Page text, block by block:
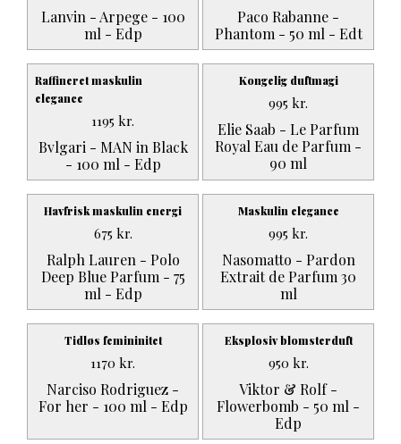
Lanvin - Arpege - 100
ml - Edp
Paco Rabanne -
Phantom - 50 ml - Edt
Raffineret maskulin
elegance
Bvlgari - MAN in Black
- 100 ml - Edp
1195 kr.
Kongelig duftmagi
Elie Saab - Le Parfum
Royal Eau de Parfum -
90 ml
995 kr.
Havfrisk maskulin energi
Ralph Lauren - Polo
Deep Blue Parfum - 75
ml - Edp
675 kr.
Maskulin elegance
Nasomatto - Pardon
Extrait de Parfum 30
ml
995 kr.
Tidløs femininitet
Narciso Rodriguez -
For her - 100 ml - Edp
1170 kr.
Eksplosiv blomsterduft
Viktor & Rolf -
Flowerbomb - 50 ml -
Edp
950 kr.